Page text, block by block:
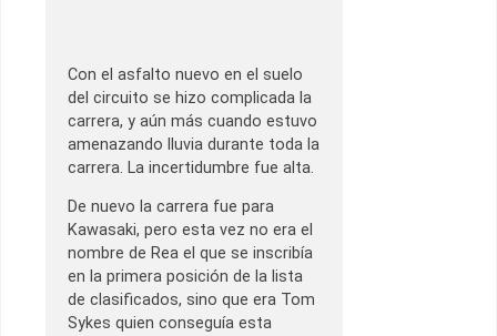
Con el asfalto nuevo en el suelo
del circuito se hizo complicada la
carrera, y aún más cuando estuvo
amenazando lluvia durante toda la
carrera. La incertidumbre fue alta.
De nuevo la carrera fue para
Kawasaki, pero esta vez no era el
nombre de Rea el que se inscribía
en la primera posición de la lista
de clasificados, sino que era Tom
Sykes quien conseguía esta